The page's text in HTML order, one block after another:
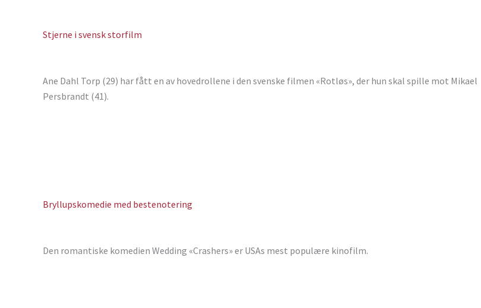
Stjerne i svensk storfilm
Ane Dahl Torp (29) har fått en av hovedrollene i den svenske filmen «Rotløs», der hun skal spille mot Mikael
Persbrandt (41).
Bryllupskomedie med bestenotering
Den romantiske komedien Wedding «Crashers» er USAs mest populære kinofilm.